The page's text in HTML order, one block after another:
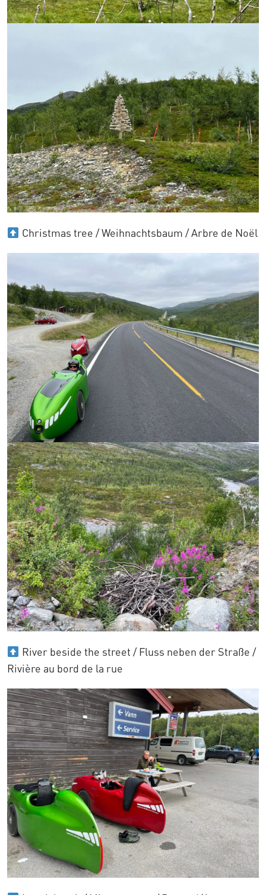
Christmas tree / Weihnachtsbaum / Arbre de Noël
River beside the street / Fluss neben der Straße /
Rivière au bord de la rue